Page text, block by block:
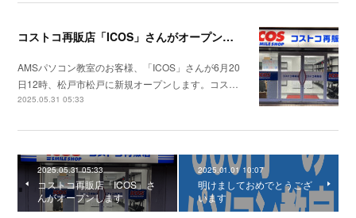
コストコ再販店「ICOS」さんがオープンします
AMSパソコン教室のお客様、「ICOS」さんが6月20
日12時、松戸市松戸に新規オープンします。コス…
2025.05.31 05:33
2025.05.31 05:33
コストコ再販店「ICOS」さ
んがオープンします
2025.01.01 10:07
明けましておめでとうござ
います